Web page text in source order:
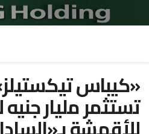
«كيباس
تستثمر مليار